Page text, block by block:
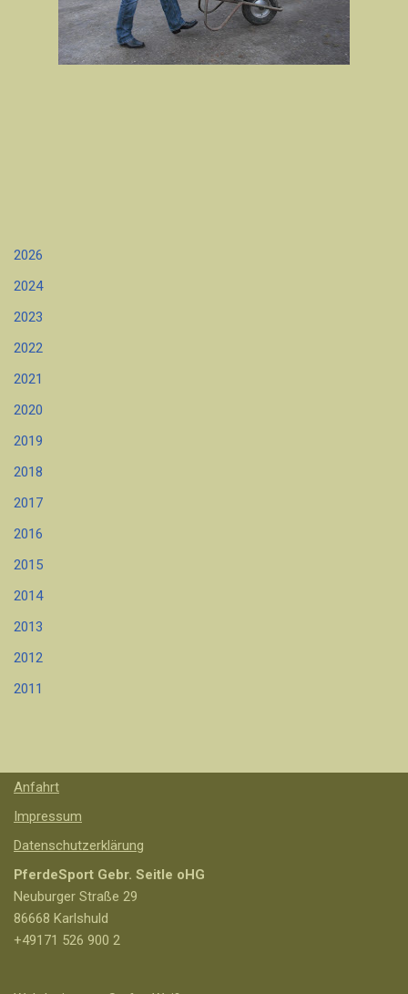
2026
2024
2023
2022
2021
2020
2019
2018
2017
2016
2015
2014
2013
2012
2011
Anfahrt
Impressum
Datenschutzerklärung
PferdeSport Gebr. Seitle oHG
Neuburger Straße 29
86668 Karlshuld
+49171 526 900 2